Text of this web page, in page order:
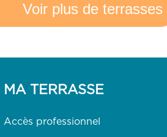
Voir plus de terrasses
MA TERRASSE
Accès professionnel